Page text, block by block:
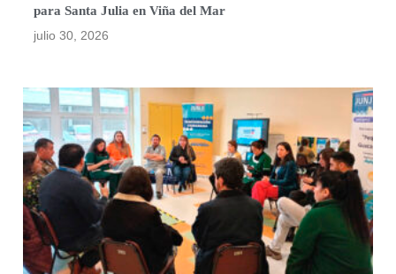
para Santa Julia en Viña del Mar
julio 30, 2026